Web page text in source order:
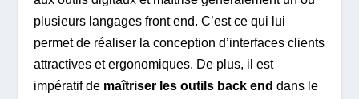
plusieurs langages front end. C’est ce qui lui
permet de réaliser la conception d’interfaces clients
attractives et ergonomiques. De plus, il est
impératif de maîtriser les outils back end dans le